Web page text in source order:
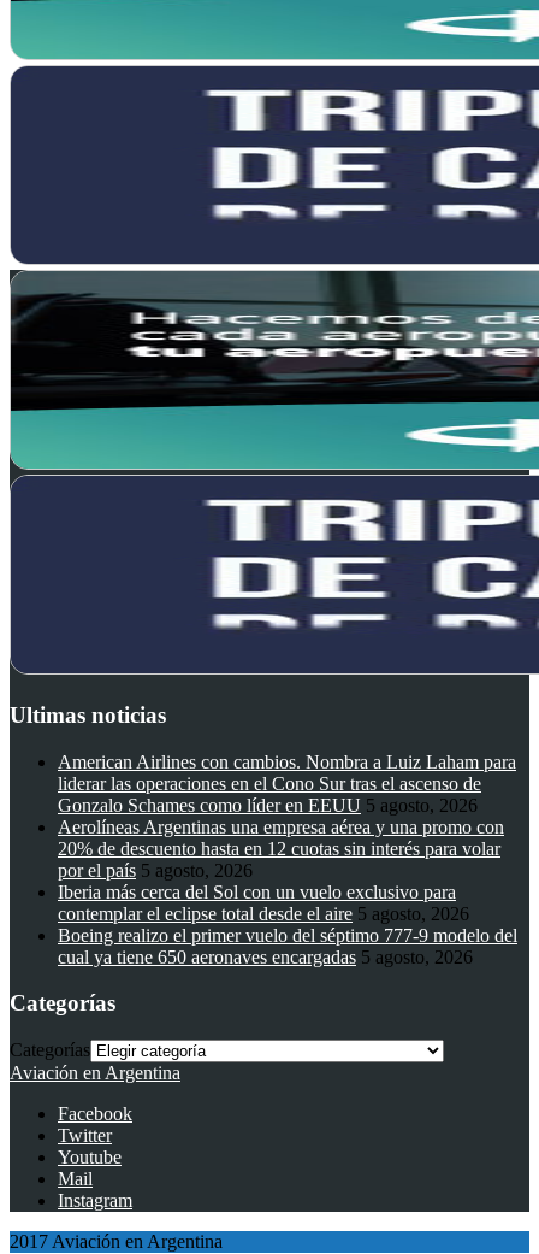
Ultimas noticias
American Airlines con cambios. Nombra a Luiz Laham para
liderar las operaciones en el Cono Sur tras el ascenso de
Gonzalo Schames como líder en EEUU 5 agosto, 2026
Aerolíneas Argentinas una empresa aérea y una promo con
20% de descuento hasta en 12 cuotas sin interés para volar
por el país 5 agosto, 2026
Iberia más cerca del Sol con un vuelo exclusivo para
contemplar el eclipse total desde el aire 5 agosto, 2026
Boeing realizo el primer vuelo del séptimo 777-9 modelo del
cual ya tiene 650 aeronaves encargadas 5 agosto, 2026
Categorías
Categorías
Aviación en Argentina
Facebook
Twitter
Youtube
Mail
Instagram
2017 Aviación en Argentina